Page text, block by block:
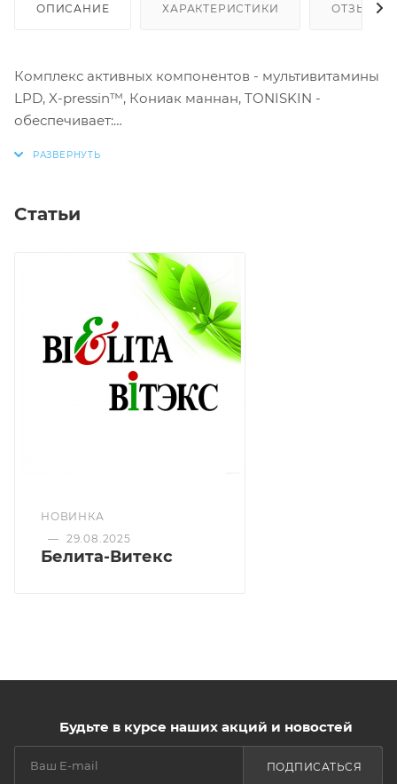
ОПИСАНИЕ ХАРАКТЕРИСТИКИ ОТЗЫВЫ
Комплекс активных компонентов - мультивитамины
LPD, X-pressin™, Кониак маннан, TONISKIN -
обеспечивает:
кожи
делает кожу гладкой и эластичной
Статьи
НОВИНКА
— 29.08.2025
Белита-Витекс
Будьте в курсе наших акций и новостей
ПОДПИСАТЬСЯ